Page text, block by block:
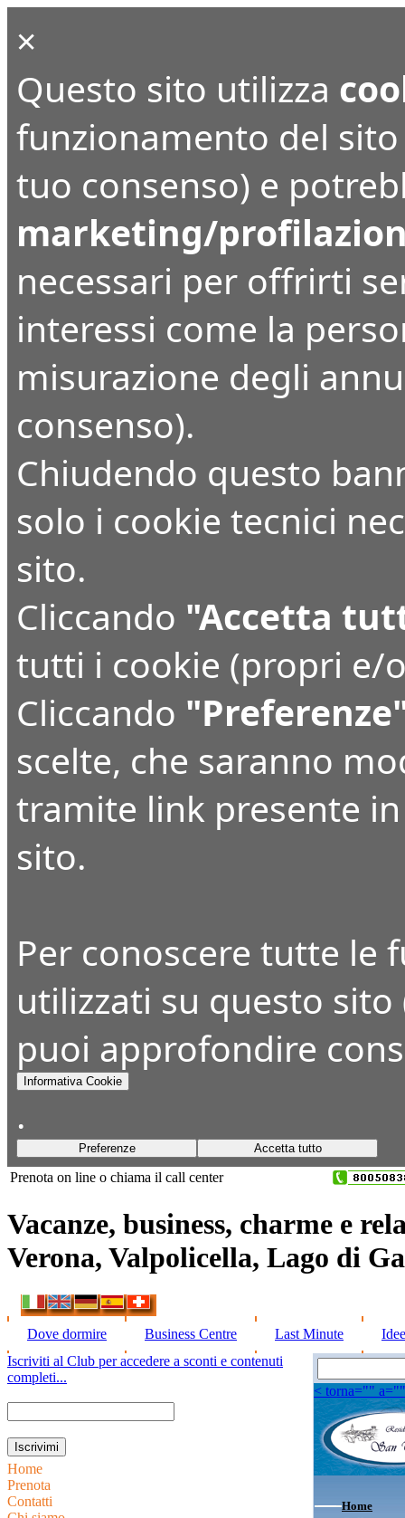
×
Questo sito utilizza
funzionamento del
tuo consenso) e
marketing/
necessari per offrirti
interessi come la
misurazione degli
consenso).
Chiudendo questo
solo i cookie tecnici
sito.
Cliccando "Accetta
tutti i cookie (propri e/
Cliccando
scelte, che saranno
tramite link presente
sito.
Per conoscere tutte le
utilizzati su questo
puoi approfondire
Informativa Cookie
.
Preferenze Accetta tutto
Prenota on line o chiama il call center
Vacanze, business, charme e
Verona, Valpolicella, Lago di
Dove dormire Business Centre Last Minute
Iscriviti al Club per accedere a sconti e contenuti
completi...
Home
Prenota
Contatti
< torna=""
Home